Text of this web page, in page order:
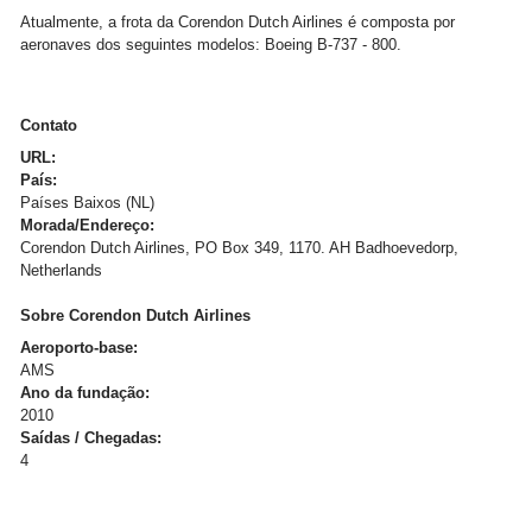
Atualmente, a frota da Corendon Dutch Airlines é composta por
aeronaves dos seguintes modelos: Boeing B-737 - 800.
Contato
URL:
País:
Países Baixos (NL)
Morada/Endereço:
Corendon Dutch Airlines, PO Box 349, 1170. AH Badhoevedorp,
Netherlands
Sobre Corendon Dutch Airlines
Aeroporto-base:
AMS
Ano da fundação:
2010
Saídas / Chegadas:
4